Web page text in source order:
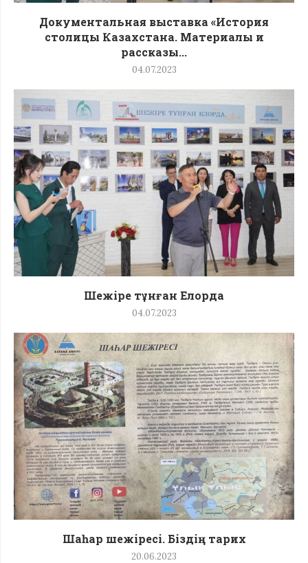
Документальная выставка «История
столицы Казахстана. Материалы и
рассказы...
04.07.2023
Шежіре тұнған Елорда
04.07.2023
Шаһар шежіресі. Біздің тарих
20.06.2023